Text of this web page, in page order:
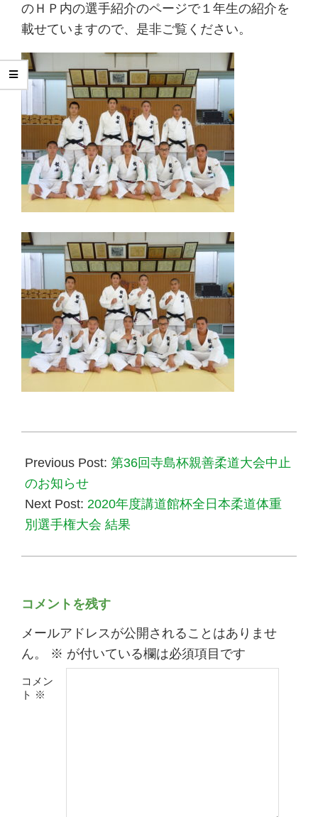
のＨＰ内の選手紹介のページで１年生の紹介を
載せていますので、是非ご覧ください。
07-
20
Previous Post: 第36回寺島杯親善柔道大会中止
のお知らせ
Next Post: 2020年度講道館杯全日本柔道体重
別選手権大会 結果
コメントを残す
メールアドレスが公開されることはありませ
ん。
※ が付いている欄は必須項目です
コメン
ト ※